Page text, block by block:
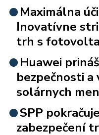
Maximálna
Inovatívne
trh s
Huawei
bezpečnosti
solárnych
SPP
zabezpečení